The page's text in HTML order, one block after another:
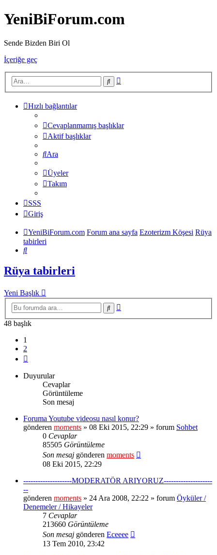
YeniBiForum.com
Sende Bizden Biri Ol
İçeriğe geç
Ara
Hızlı bağlantılar
Cevaplanmamış başlıklar
Aktif başlıklar
Ara
Üyeler
Takım
SSS
Giriş
YeniBiForum.com Forum ana sayfa Ezoterizm Köşesi Rüya
tabirleri
Ara
Rüya tabirleri
Yeni Başlık
Ara
48 başlık
1
2
Duyurular
Cevaplar
Görüntüleme
Son mesaj
Foruma Youtube videosu nasıl konur?
gönderen moments » 08 Eki 2015, 22:29 » forum Sohbet
0 Cevaplar
85505 Görüntüleme
Son mesaj gönderen moments
08 Eki 2015, 22:29
--------------------MODERATÖR ARIYORUZ--------------------
--
gönderen moments » 24 Ara 2008, 22:22 » forum Öyküler /
Denemeler / Hikayeler
7 Cevaplar
213660 Görüntüleme
Son mesaj gönderen Eceeee
13 Tem 2010, 23:42